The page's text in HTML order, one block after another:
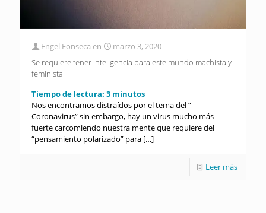
Engel Fonseca en
marzo 3, 2020
Se requiere tener Inteligencia para este mundo machista y
feminista
Tiempo de lectura: 3 minutos
Nos encontramos distraídos por el tema del ”
Coronavirus” sin embargo, hay un virus mucho más
fuerte carcomiendo nuestra mente que requiere del
“pensamiento polarizado” para […]
Leer más